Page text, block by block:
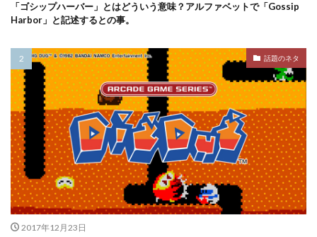
「ゴシップハーバー」とはどういう意味？アルファベットで「Gossip
Harbor」と記述するとの事。
話題のネタ
2017年12月23日